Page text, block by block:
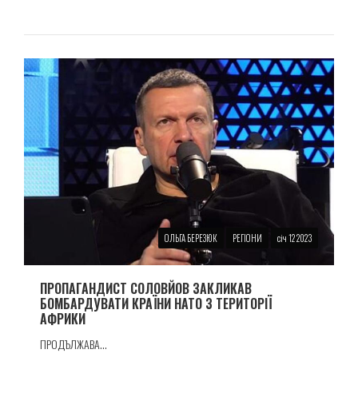
ОЛЬГА БЕРЕЗЮК РЕГІОНИ січ 12 2023
ПРОПАГАНДИСТ СОЛОВЙОВ ЗАКЛИКАВ
БОМБАРДУВАТИ КРАЇНИ НАТО З ТЕРИТОРІЇ
АФРИКИ
ПРОДЪЛЖАВА...